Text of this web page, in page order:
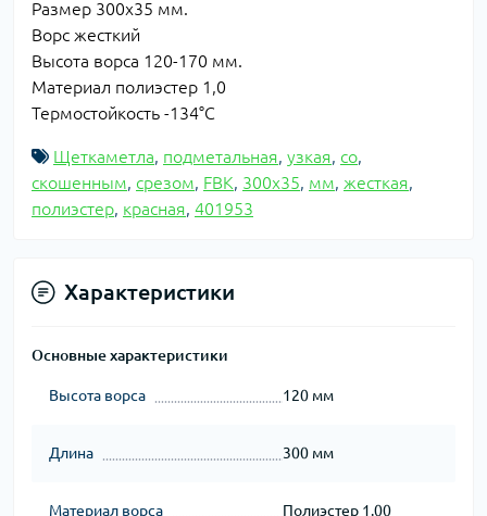
Размер 300х35 мм.
Ворс жесткий
Высота ворса 120-170 мм.
Материал полиэстер 1,0
Термостойкость -134°С
Щеткаметла, подметальная, узкая, со,
скошенным, срезом, FBK, 300х35, мм, жесткая,
полиэстер, красная, 401953
Характеристики
Основные характеристики
Высота ворса 120 мм
Длина 300 мм
Материал ворса Полиэстер 1.00